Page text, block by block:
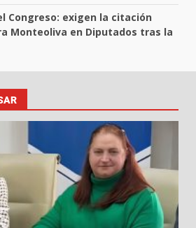
Congreso: exigen la citación
Monteoliva en Diputados tras la